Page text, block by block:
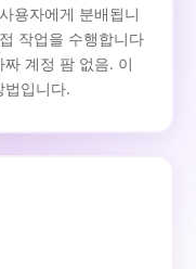
용자에게 분배됩니
작업을 수행합니다
계정 팜 없음. 이
법입니다.